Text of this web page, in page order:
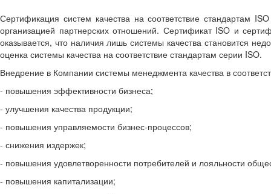
Сертификация систем качества на соответствие стандартам
организацией партнерских отношений. Сертификат ISO и
оказывается, что наличия лишь системы качества становится
оценка системы качества на соответствие стандартам серии ISO.
Внедрение в Компании системы менеджмента качества в
- повышения эффективности бизнеса;
- улучшения качества продукции;
- повышения управляемости бизнес-процессов;
- снижения издержек;
- повышения удовлетворенности потребителей и лояльности
- повышения капитализации;